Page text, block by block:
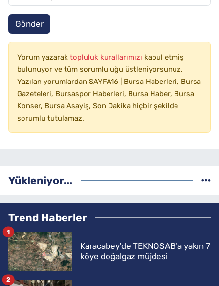
Gönder
Yorum yazarak topluluk kurallarımızı kabul etmiş
bulunuyor ve tüm sorumluluğu üstleniyorsunuz.
Yazılan yorumlardan SAYFA16 | Bursa Haberleri, Bursa
Gazeteleri, Bursaspor Haberleri, Bursa Haber, Bursa
Konser, Bursa Asayiş, Son Dakika hiçbir şekilde
sorumlu tutulamaz.
Yükleniyor...
Trend Haberler
Karacabey'de TEKNOSAB'a yakın 7
köye doğalgaz müjdesi
1
2